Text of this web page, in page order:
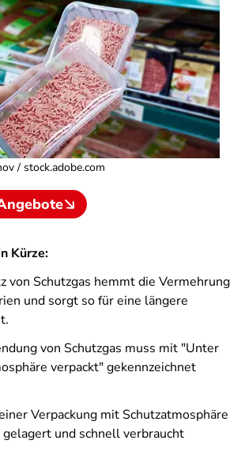
/ stock.adobe.com
Kürze:
von Schutzgas hemmt die Vermehrung
und sorgt so für eine längere
von Schutzgas muss mit "Unter
verpackt" gekennzeichnet
Verpackung mit Schutzatmosphäre
und schnell verbraucht